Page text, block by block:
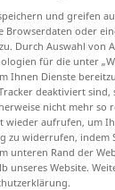
: avverbio
und greifen
Browserdaten oder
Durch Auswahl von
für die unter
Ihnen Dienste
deaktiviert sind,
nicht mehr so
wieder aufrufen, um
zu widerrufen, indem
unteren Rand der
unseres Website.